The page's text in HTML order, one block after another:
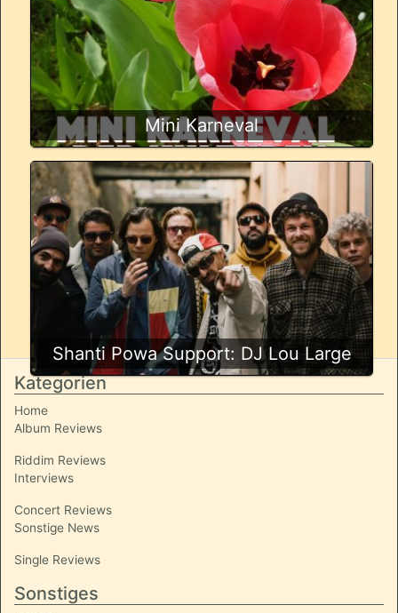
Mini Karneval
Shanti Powa Support: DJ Lou Large
Kategorien
Home
Album Reviews
Riddim Reviews
Interviews
Concert Reviews
Sonstige News
Single Reviews
Sonstiges